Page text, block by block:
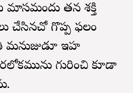
తన శక్తి
చేసినచో గొప్ప ఫలం
మనుజుడూ ఇహ
గురించి కూడా